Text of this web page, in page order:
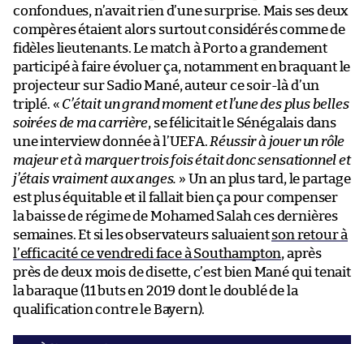
confondues, n’avait rien d’une surprise. Mais ses deux
compères étaient alors surtout considérés comme de
fidèles lieutenants. Le match à Porto a grandement
participé à faire évoluer ça, notamment en braquant le
projecteur sur Sadio Mané, auteur ce soir-là d’un
triplé. « C’était un grand moment et l’une des plus belles
soirées de ma carrière, se félicitait le Sénégalais dans
une interview donnée à l’UEFA. Réussir à jouer un rôle
majeur et à marquer trois fois était donc sensationnel et
j’étais vraiment aux anges. » Un an plus tard, le partage
est plus équitable et il fallait bien ça pour compenser
la baisse de régime de Mohamed Salah ces dernières
semaines. Et si les observateurs saluaientson retour à
l’efficacité ce vendredi face à Southampton, après
près de deux mois de disette, c’est bien Mané qui tenait
la baraque (11 buts en 2019 dont le doublé de la
qualification contre le Bayern).